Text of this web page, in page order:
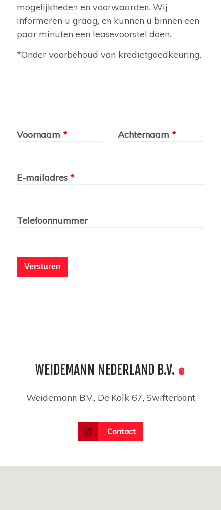
mogelijkheden en voorwaarden. Wij
informeren u graag, en kunnen u binnen een
paar minuten een leasevoorstel doen.
*Onder voorbehoud van kredietgoedkeuring.
Leave
Voornaam Achternaam
E-mailadres
Telefoonnummer
Versturen
WEIDEMANN NEDERLAND B.V.
Weidemann B.V., De Kolk 67, Swifterbant
Contact